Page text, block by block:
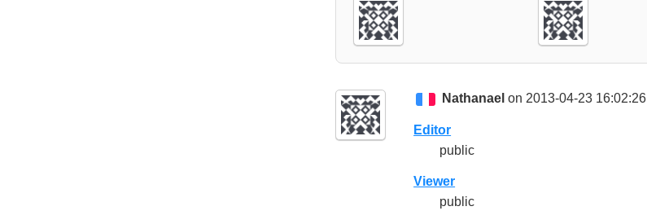
Nathanael on 2013-04-23 16:02:26
Editor
public
Viewer
public